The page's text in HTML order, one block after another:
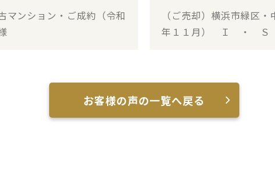
マンション・ご成約（令和
（ご売却）横浜市緑区
年１１月） Ｉ ・
お客様の声の一覧へ戻る